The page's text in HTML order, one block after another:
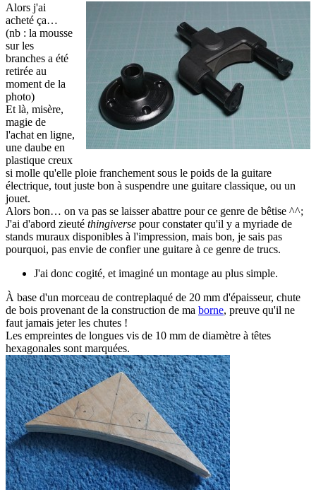
Alors j'ai
acheté ça…
(nb : la mousse
sur les
branches a été
retirée au
moment de la
photo)
Et là, misère,
magie de
l'achat en ligne,
une daube en
plastique creux
si molle qu'elle ploie franchement sous le poids de la guitare
électrique, tout juste bon à suspendre une guitare classique, ou un
jouet.
Alors bon… on va pas se laisser abattre pour ce genre de bêtise ^^;
J'ai d'abord zieuté thingiverse pour constater qu'il y a myriade de
stands muraux disponibles à l'impression, mais bon, je sais pas
pourquoi, pas envie de confier une guitare à ce genre de trucs.
J'ai donc cogité, et imaginé un montage au plus simple.
À base d'un morceau de contreplaqué de 20 mm d'épaisseur, chute
de bois provenant de la construction de ma borne, preuve qu'il ne
faut jamais jeter les chutes !
Les empreintes de longues vis de 10 mm de diamètre à têtes
hexagonales sont marquées.